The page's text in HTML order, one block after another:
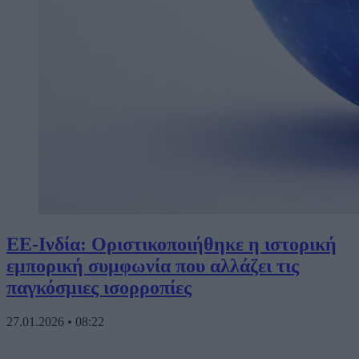
ΕΕ-Ινδία: Οριστικοποιήθηκε η ιστορική
εμπορική συμφωνία που αλλάζει τις
παγκόσμιες ισορροπίες
27.01.2026 • 08:22